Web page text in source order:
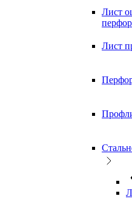
Лист
Лист